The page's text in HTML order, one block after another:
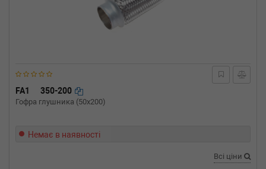
FA1 350-200
Гофра глушника (50x200)
Немає в наявності
Всі ціни